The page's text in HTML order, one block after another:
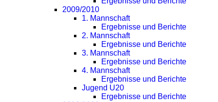
2009/2010
1. Mannschaft
Ergebnisse und Berichte
2. Mannschaft
Ergebnisse und Berichte
3. Mannschaft
Ergebnisse und Berichte
4. Mannschaft
Ergebnisse und Berichte
Jugend U20
Ergebnisse und Berichte